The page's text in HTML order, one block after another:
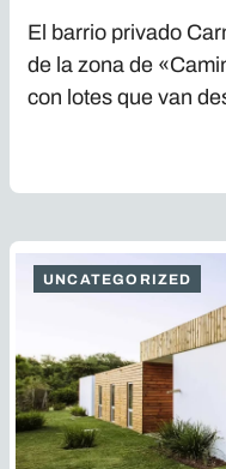
El barrio privado
de la zona de
con lotes que van
UNCATEGORIZED